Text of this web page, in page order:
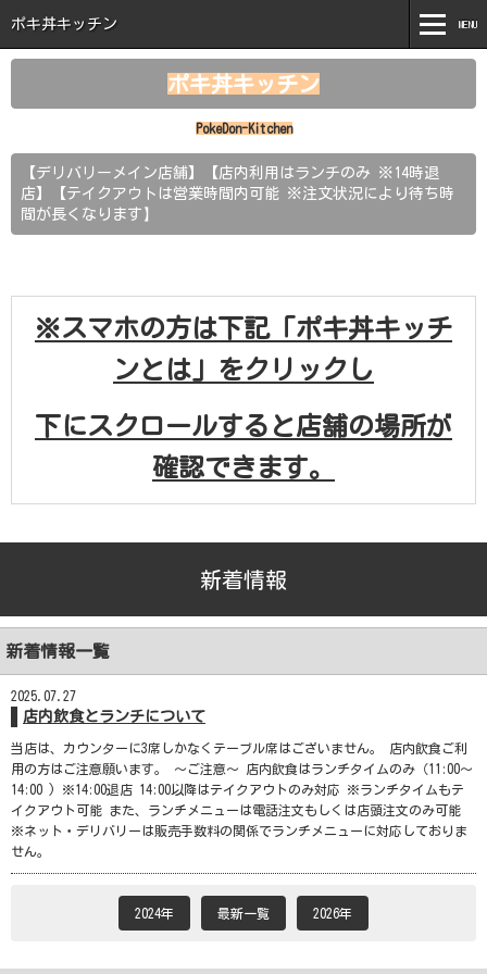
ポキ丼キッチン
ポキ丼キッチン
PokeDon-Kitchen
【デリバリーメイン店舗】【店内利用はランチのみ ※14時退
店】【テイクアウトは営業時間内可能 ※注文状況により待ち時
間が長くなります 】
※スマホの方は下記「ポキ丼キッチ
ンとは」をクリックし
下にスクロールすると店舗の場所が
確認できます。
MENU
MENU
商品紹介
注文はこちら
お問い合わせ
新着情報
新着情報一覧
2025.07.27
店内飲食とランチについて
当店は、カウンターに3席しかなくテーブル席はございません。 店内飲食ご利
用の方はご注意願います。 ～ご注意～ 店内飲食はランチタイムのみ（11:00～
14:00 ) ※14:00退店 14:00以降はテイクアウトのみ対応 ※ランチタイムもテ
イクアウト可能 また、ランチメニューは電話注文もしくは店頭注文のみ可能
※ネット・デリバリーは販売手数料の関係でランチメニューに対応しておりま
せん。
2024年 最新一覧 2026年